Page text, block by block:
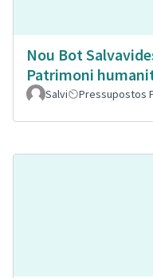
Nou Bot
Patrimoni
Salvi Pressupostos